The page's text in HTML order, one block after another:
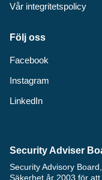
Vår integritetspolicy
Följ oss
Facebook
Instagram
LinkedIn
Security Adviser
Security Advisory
Säkerhet år 2003 för